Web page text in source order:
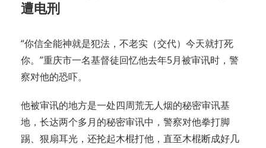
遭电刑
“你信全能神就是犯法，不老实（交代）今天就打死
你。”重庆市一名基督徒回忆他去年5月被审讯时，警
察对他的恐吓。
他被审讯的地方是一处四周荒无人烟的秘密审讯基
地，长达两个多月的秘密审讯中，警察对他拳打脚
踢、狠扇耳光，还抡起木棍打他，直至木棍断成好几